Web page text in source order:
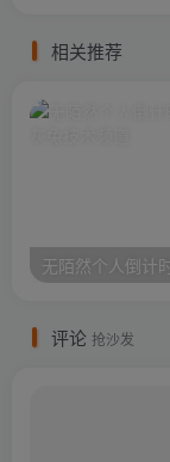
相关推荐
无陌然个人倒计
评论 抢沙发